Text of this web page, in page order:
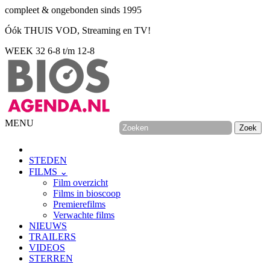
compleet & ongebonden sinds 1995
Óók THUIS VOD, Streaming en TV!
WEEK 32 6-8 t/m 12-8
MENU
STEDEN
FILMS ⌄
Film overzicht
Films in bioscoop
Premierefilms
Verwachte films
NIEUWS
TRAILERS
VIDEOS
STERREN